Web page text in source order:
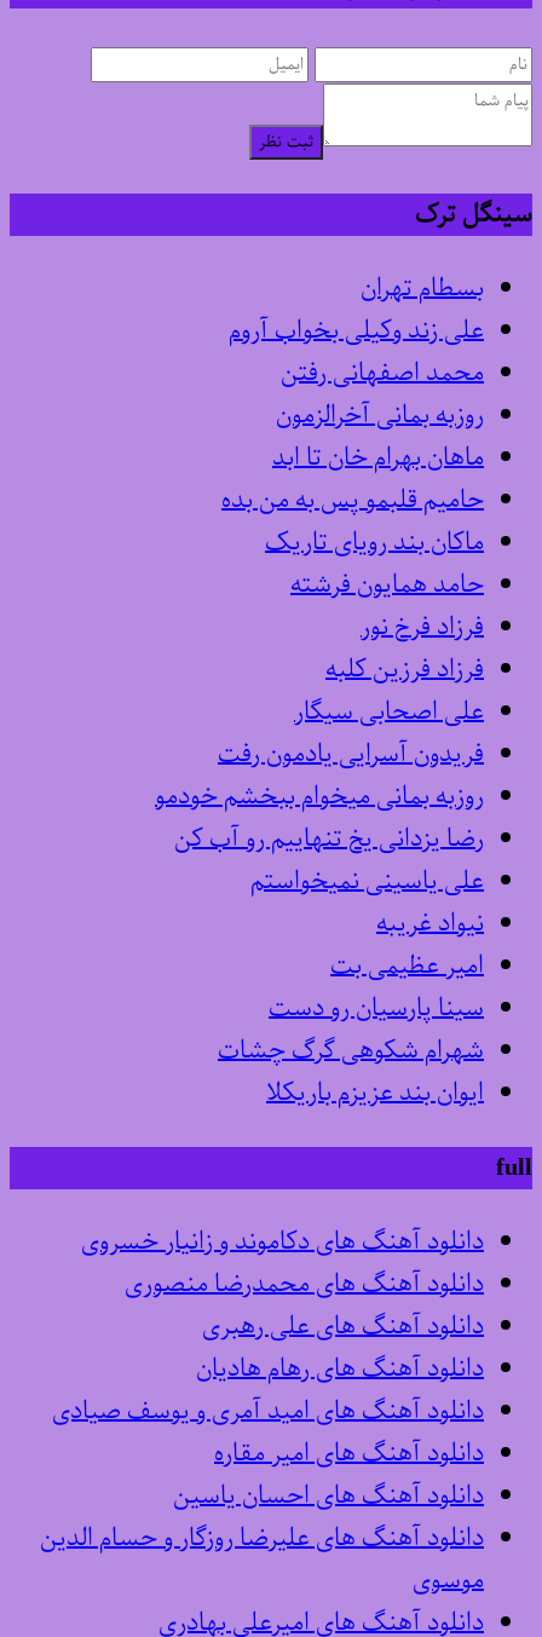
ثبت نظر
سینگل ترک
بسطام تهران
علی زند وکیلی بخواب آروم
محمد اصفهانی رفتن
روزبه بمانی آخرالزمون
ماهان بهرام خان تا ابد
حامیم قلبمو پس به من بده
ماکان بند رویای تاریک
حامد همایون فرشته
فرزاد فرخ نور
فرزاد فرزین کلبه
علی اصحابی سیگار
فریدون آسرایی یادمون رفت
روزبه بمانی میخوام ببخشم خودمو
رضا یزدانی یخ تنهاییم رو آب کن
علی یاسینی نمیخواستم
نیواد غریبه
امیر عظیمی بت
سینا پارسیان رو دست
شهرام شکوهی گرگ چشات
ایوان بند عزیزم باریکلا
full
دانلود آهنگ های دکاموند و زانیار خسروی
دانلود آهنگ های محمدرضا منصوری
دانلود آهنگ های علی رهبری
دانلود آهنگ های رهام هادیان
دانلود آهنگ های امید آمری و یوسف صیادی
دانلود آهنگ های امیر مقاره
دانلود آهنگ های احسان یاسین
دانلود آهنگ های علیرضا روزگار و حسام الدین
موسوی
دانلود آهنگ های امیرعلی بهادری